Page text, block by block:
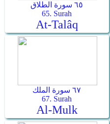
٦٥ سورة الطلاق
65. Surah
At-Talâq
٦٧ سورة الملك
67. Surah
Al-Mulk